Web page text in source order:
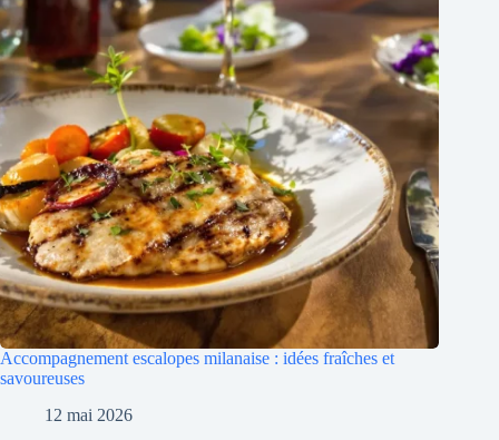
Accompagnement escalopes milanaise : idées fraîches et
savoureuses
12 mai 2026